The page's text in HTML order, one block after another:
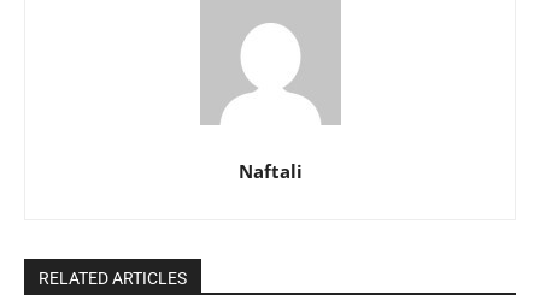
Naftali
RELATED ARTICLES